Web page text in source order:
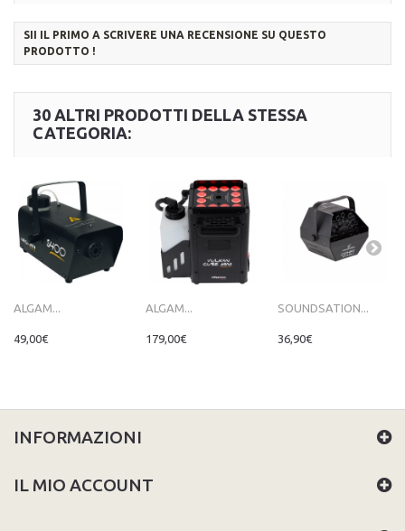
SII IL PRIMO A SCRIVERE UNA RECENSIONE SU QUESTO
PRODOTTO !
30 ALTRI PRODOTTI DELLA STESSA
CATEGORIA:
ALGAM...
49,00€
ALGAM...
179,00€
SOUNDSATION...
36,90€
INFORMAZIONI
IL MIO ACCOUNT